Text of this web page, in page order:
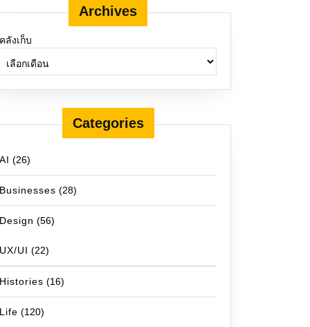
Archives
คลังเก็บ
Categories
AI (26)
Businesses (28)
Design (56)
UX/UI (22)
Histories (16)
Life (120)